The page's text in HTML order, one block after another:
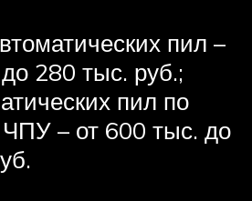
пил –
280 тыс. руб.;
пил по
– от 600 тыс. до